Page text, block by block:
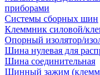
приборами
Системы сборных шин
Клеммник силовой/
Опорный изолятор/
Шина нулевая для
Шина соединительная
Шинный зажим